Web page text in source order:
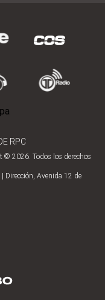
RPC
© 2026. Todos los derechos
Dirección, Avenida 12 de